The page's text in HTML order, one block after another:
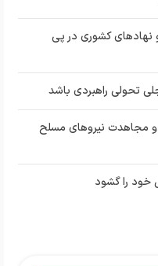
نهادهای کشوری در پی
تحولی راهبردی باشد
مجاهدت نیروهای مسلح
خود را گشود